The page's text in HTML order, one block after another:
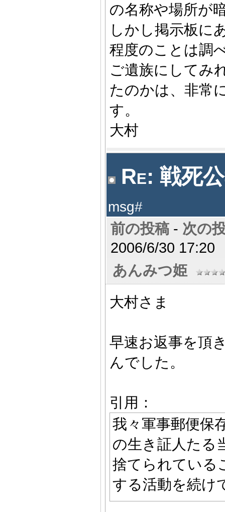
の名称や場所が
しかし掲示板に
程度のことは調
ご遺族にしてみ
たのかは、非常
す。
大村
Re: 戦死
msg#
前の投稿 - 次の
2006/6/30 17:20
あんみつ姫
大村さま
早速お返事を頂
んでした。
引用：
我々軍事郵便保
の生き証人たる
捨てられている
する活動を続け